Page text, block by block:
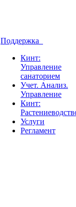
Поддержка
Кинт:
Управление
санаторием
Учет. Анализ.
Управление
Кинт:
Услуги
Регламент